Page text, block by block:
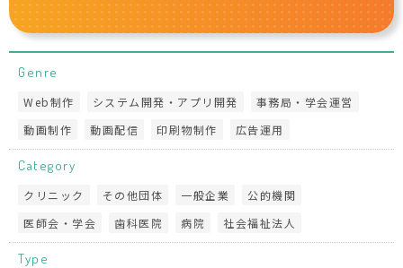
Genre
Web制作 システム開発・アプリ開発
事務局・学会運営
動画制作
動画配信 印刷物制作 広告運用
Category
クリニック その他団体 一般企業
公的機関
医師会・学会
歯科医院 病院 社会福祉法人
Type